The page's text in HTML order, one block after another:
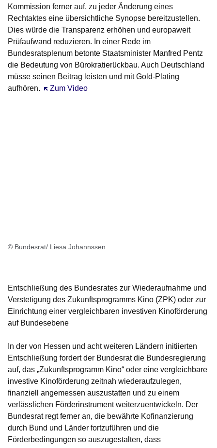
Kommission ferner auf, zu jeder Änderung eines
Rechtaktes eine übersichtliche Synopse bereitzustellen.
Dies würde die Transparenz erhöhen und europaweit
Prüfaufwand reduzieren. In einer Rede im
Bundesratsplenum betonte Staatsminister Manfred Pentz
die Bedeutung von Bürokratierückbau. Auch Deutschland
müsse seinen Beitrag leisten und mit Gold-Plating
aufhören.
Zum Video
Öffnet sich in einem neuen Fenster
© Bundesrat/ Liesa Johannssen
Entschließung des Bundesrates zur Wiederaufnahme und
Verstetigung des Zukunftsprogramms Kino (ZPK) oder zur
Einrichtung einer vergleichbaren investiven Kinoförderung
auf Bundesebene
In der von Hessen und acht weiteren Ländern initiierten
Entschließung fordert der Bundesrat die Bundesregierung
auf, das „Zukunftsprogramm Kino“ oder eine vergleichbare
investive Kinoförderung zeitnah wiederaufzulegen,
finanziell angemessen auszustatten und zu einem
verlässlichen Förderinstrument weiterzuentwickeln. Der
Bundesrat regt ferner an, die bewährte Kofinanzierung
durch Bund und Länder fortzuführen und die
Förderbedingungen so auszugestalten, dass